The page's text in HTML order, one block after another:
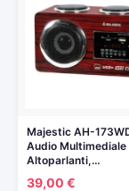
Majestic AH-
Audio Multimediale
Altoparlanti,…
39,00 €